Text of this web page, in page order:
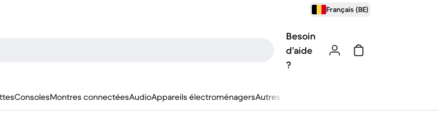
Français (BE)
Besoin
d’aide
?
ConsolesMontres connectéesAudioAppareils électroménagersAutres